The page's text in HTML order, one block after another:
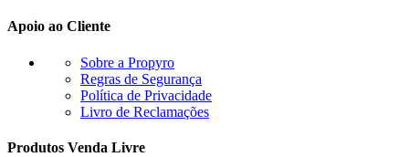
Apoio ao Cliente
Sobre a Propyro
Regras de Segurança
Política de Privacidade
Livro de Reclamações
Produtos Venda Livre